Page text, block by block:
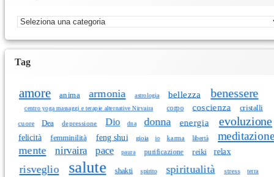
Categorie
Tag
amore anima armonia astrologia bellezza benessere
centro yoga massaggi e terapie alternative Nirvaira corpo coscienza cristalli
cuore Dea depressione Dio dna donna energia evoluzione
felicità femminilità feng shui gioia io karma libertà
meditazione
mente
nirvaira pace paura purificazione reiki relax
risveglio salute shakti spirito spiritualità stress terra